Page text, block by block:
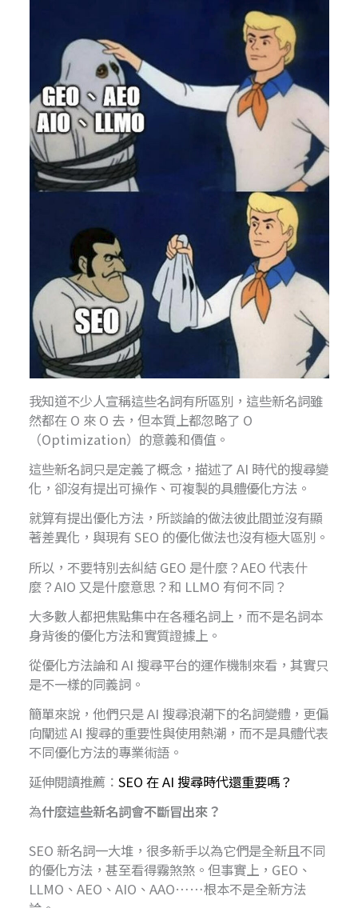
我知道不少人宣稱這些名詞有所區別，這些新名詞雖
然都在 O 來 O 去，但本質上都忽略了 O
（Optimization）的意義和價值。
這些新名詞只是定義了概念，描述了 AI 時代的搜尋變
化，卻沒有提出可操作、可複製的具體優化方法。
就算有提出優化方法，所談論的做法彼此間並沒有顯
著差異化，與現有 SEO 的優化做法也沒有極大區別。
所以，不要特別去糾結 GEO 是什麼？AEO 代表什
麼？AIO 又是什麼意思？和 LLMO 有何不同？
大多數人都把焦點集中在各種名詞上，而不是名詞本
身背後的優化方法和實質證據上。
從優化方法論和 AI 搜尋平台的運作機制來看，其實只
是不一樣的同義詞。
簡單來說，他們只是 AI 搜尋浪潮下的名詞變體，更偏
向闡述 AI 搜尋的重要性與使用熱潮，而不是具體代表
不同優化方法的專業術語。
延伸閱讀推薦：SEO 在 AI 搜尋時代還重要嗎？
為什麼這些新名詞會不斷冒出來？
SEO 新名詞一大堆，很多新手以為它們是全新且不同
的優化方法，甚至看得霧煞煞。但事實上，GEO、
LLMO、AEO、AIO、AAO……根本不是全新方法